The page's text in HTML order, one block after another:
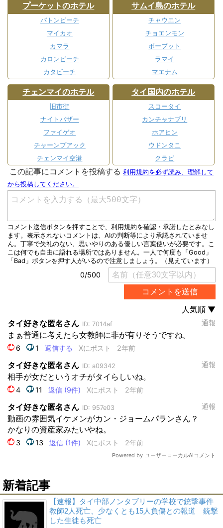
プーケットのホテル
パトンビーチ
マイカオ
カマラ
カロンビーチ
カタビーチ
サムイ島のホテル
チャウエン
チョエンモン
ボープット
ラマイ
マエナム
チェンマイのホテル
旧市街
ナイトバザー
ファイゲオ
チャーンプアック
チェンマイ空港
タイ国内のホテル
スコータイ
カンチャナブリ
ホアヒン
ウドンタニ
クラビ
新着記事
【速報】タイ中部ノンタブリーの学校で銃撃事件
教師2人死亡、少なくとも15人負傷との報道 銃撃
した生徒も死亡